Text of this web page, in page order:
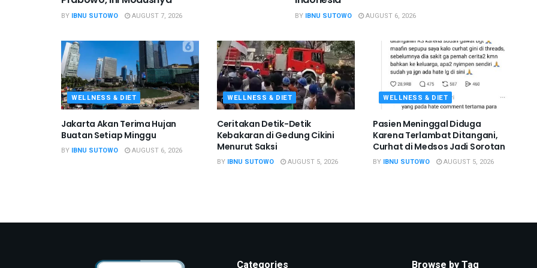
BY IBNU SUTOWO AUGUST 7, 2026 BY IBNU SUTOWO AUGUST 6, 2026
WELLNESS & DIET
Jakarta Akan Terima Hujan
Buatan Setiap Minggu
BY IBNU SUTOWO AUGUST 6, 2026
WELLNESS & DIET
Ceritakan Detik-Detik
Kebakaran di Gedung Cikini
Menurut Saksi
BY IBNU SUTOWO AUGUST 5, 2026
WELLNESS & DIET
Pasien Meninggal Diduga
Karena Terlambat Ditangani,
Curhat di Medsos Jadi Sorotan
BY IBNU SUTOWO AUGUST 5, 2026
Categories Browse by Tag